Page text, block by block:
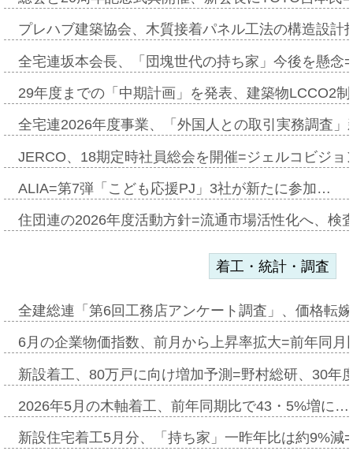
プレハブ建築協会、木質接着パネル工法の構造設
全宅連坂本会長、「団塊世代の持ち家」今後を懸
29年度までの「中期計画」を発表、建築物LCCO2
全宅連2026年度事業、「外国人との取引実務調査
JERCO、18期定時社員総会を開催=ジェルコビジ
ALIA=第7弾「こども応援PJ」3社が新たに参加…
住団連の2026年度活動方針=流通市場活性化へ、検
着工・統計・調査
全建総連「第6回工務店アンケート調査」、価格転
6月の企業物価指数、前月から上昇率拡大=前年同
新設着工、80万戸に向け増加予測=野村総研、30年
2026年5月の木軸着工、前年同期比で43・5%増に…
新設住宅着工5月分、「持ち家」一昨年比は約9%